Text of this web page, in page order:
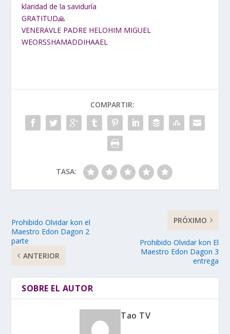
klaridad de la saviduría
GRATITUD🙏
VENERAVLE PADRE HELOHIM MIGUEL
WEORSSHAMADDIHAAEL
COMPARTIR:
TASA:
Prohibido Olvidar kon el
Maestro Edon Dagon 2
parte
ANTERIOR
PRÓXIMO
Prohibido Olvidar kon El
Maestro Edon Dagon 3
entrega
SOBRE EL AUTOR
Tao TV